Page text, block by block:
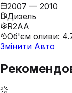
2007 — 2010
Дизель
R2AA
Об'єм оливи:
Змінити Авто